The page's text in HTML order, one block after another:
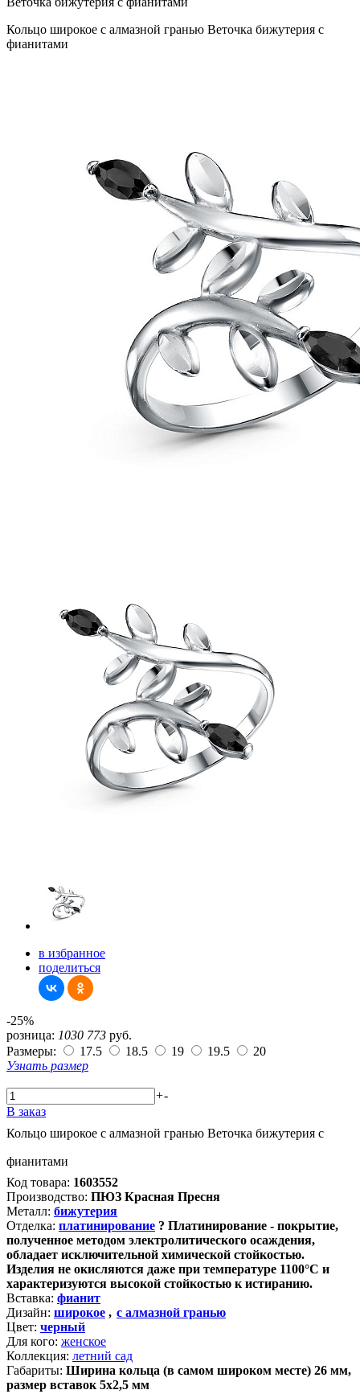
Кольцо широкое с алмазной гранью Веточка бижутерия с
фианитами
в избранное
поделиться
-25%
розница: 1030 773 руб.
Размеры:
17.5 18.5 19 19.5
20
Узнать размер
+-
В заказ
Кольцо широкое с алмазной гранью Веточка бижутерия с
фианитами
Код товара: 1603552
Производство: ПЮЗ Красная Пресня
Металл: бижутерия
Отделка: платинирование ? Платинирование - покрытие,
полученное методом электролитического осаждения,
обладает исключительной химической стойкостью.
Изделия не окисляются даже при температуре 1100°С и
характеризуются высокой стойкостью к истиранию.
Вставка: фианит
Дизайн: широкое , с алмазной гранью
Цвет: черный
Для кого: женское
Коллекция: летний сад
Габариты: Ширина кольца (в самом широком месте) 26 мм,
размер вставок 5х2,5 мм